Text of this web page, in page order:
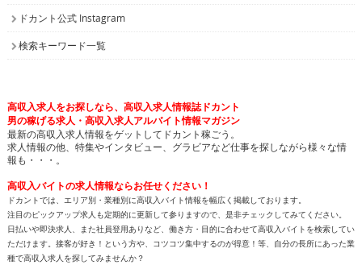
ドカント公式 Instagram
検索キーワード一覧
高収入求人をお探しなら、高収入求人情報誌ドカント
男の稼げる求人・高収入求人アルバイト情報マガジン
最新の高収入求人情報をゲットしてドカント稼ごう。
求人情報の他、特集やインタビュー、グラビアなど仕事を探しながら様々な情
報も・・・。
高収入バイトの求人情報ならお任せください！
ドカントでは、エリア別・業種別に高収入バイト情報を幅広く掲載しております。
注目のピックアップ求人も定期的に更新して参りますので、是非チェックしてみてください。
日払いや即決求人、また社員登用ありなど、働き方・目的に合わせて高収入バイトを検索してい
ただけます。接客が好き！という方や、コツコツ集中するのが得意！等、自分の長所にあった業
種で高収入求人を探してみませんか？